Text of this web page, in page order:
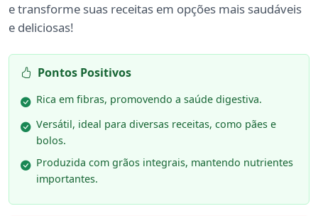
e transforme suas receitas em opções mais saudáveis
e deliciosas!
Pontos Positivos
Rica em fibras, promovendo a saúde digestiva.
Versátil, ideal para diversas receitas, como pães e
bolos.
Produzida com grãos integrais, mantendo nutrientes
importantes.